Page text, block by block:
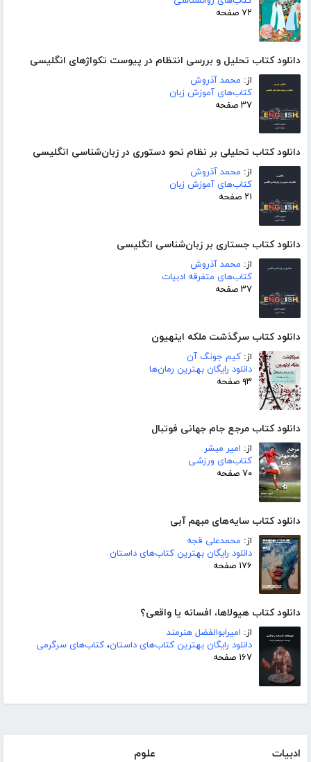
۷۲ صفحه
دانلود کتاب تحلیل و بررسی انتظام در پیوست تکواژهای انگلیسی
از: محمد آذروش
کتاب‌های آموزش زبان
۳۷ صفحه
دانلود کتاب تحلیلی بر نظام نحو دستوری در زبان‌شناسی انگلیسی
از: محمد آذروش
کتاب‌های آموزش زبان
۲۱ صفحه
دانلود کتاب جستاری بر زبان‌شناسی انگلیسی
از: محمد آذروش
کتاب‌های متفرقه ادبیات
۳۷ صفحه
دانلود کتاب سرگذشت ملکه اینهیون
از: کیم جونگ آن
دانلود رایگان بهترین رمان‌ها
۹۳ صفحه
دانلود کتاب مرجع جام جهانی فوتبال
از: امیر مبشر
کتاب‌های ورزشی
۷۰ صفحه
دانلود کتاب سایه‌های مبهم آبی
از: محمدعلی قجه
دانلود رایگان بهترین کتاب‌های داستان
۱۷۶ صفحه
دانلود کتاب هیولاها، افسانه یا واقعی؟
از: امیرابوالفضل هنرمند
دانلود رایگان بهترین کتاب‌های داستان، کتاب‌های سرگرمی
۱۶۷ صفحه
ادبیات علوم